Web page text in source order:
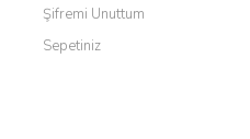
Şifremi Unuttum
Sepetiniz